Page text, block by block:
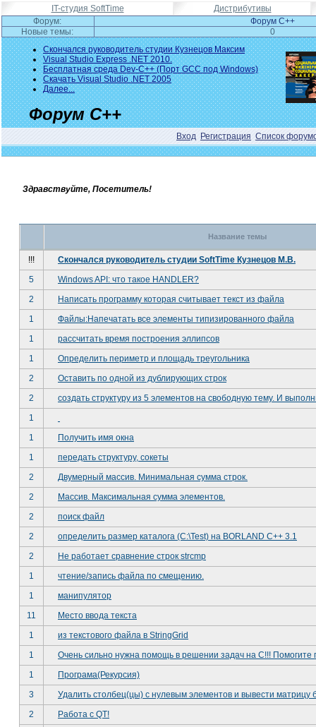
IT-студия SoftTime
Дистрибутивы
Форум:
Форум C++
Новые темы:
0
Скончался руководитель студии Кузнецов Максим
Visual Studio Express .NET 2010.
Бесплатная среда Dev-C++ (Порт GCC под Windows)
Скачать Visual Studio .NET 2005
Далее...
Форум C++
Вход Регистрация Список
Здравствуйте, Посетитель!
Название темы
!!!
Скончался руководитель студии SoftTime Кузнецов М.В.
5
Windows API: что такое HANDLER?
2
Написать программу которая считывает текст из файла
1
Файлы:Напечатать все элементы типизированного файла
1
рассчитать время построения эллипсов
1
Определить периметр и площадь треугольника
2
Оставить по одной из дублирующих строк
2
создать структуру из 5 элементов на свободную тему. И
1
1
Получить имя окна
1
передать структуру, сокеты
2
Двумерный массив. Минимальная сумма строк.
2
Массив. Максимальная сумма элементов.
2
поиск файл
2
определить размер каталога (C:\Test) на BORLAND C++ 3.1
2
Не работает сравнение строк strcmp
1
чтение/запись файла по смещению.
1
манипулятор
11
Место ввода текста
1
из текстового файла в StringGrid
1
Очень сильно нужна помощь в решении задач на C!!! Помогите
1
Програма(Рекурсия)
3
Удалить столбец(цы) с нулевым элементов и вывести матрицу
2
Работа с QT!